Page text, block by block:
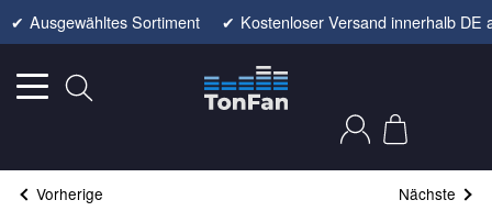
✔ Ausgewähltes Sortiment ✔ Kostenloser Versand innerhalb DE
Vorherige Nächste